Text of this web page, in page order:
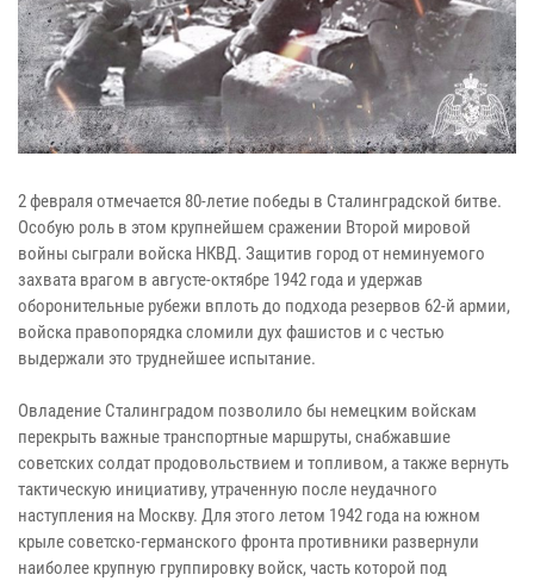
2 февраля отмечается 80-летие победы в Сталинградской битве.
Особую роль в этом крупнейшем сражении Второй мировой
войны сыграли войска НКВД. Защитив город от неминуемого
захвата врагом в августе-октябре 1942 года и удержав
оборонительные рубежи вплоть до подхода резервов 62-й армии,
войска правопорядка сломили дух фашистов и с честью
выдержали это труднейшее испытание.
Овладение Сталинградом позволило бы немецким войскам
перекрыть важные транспортные маршруты, снабжавшие
советских солдат продовольствием и топливом, а также вернуть
тактическую инициативу, утраченную после неудачного
наступления на Москву. Для этого летом 1942 года на южном
крыле советско-германского фронта противники развернули
наиболее крупную группировку войск, часть которой под